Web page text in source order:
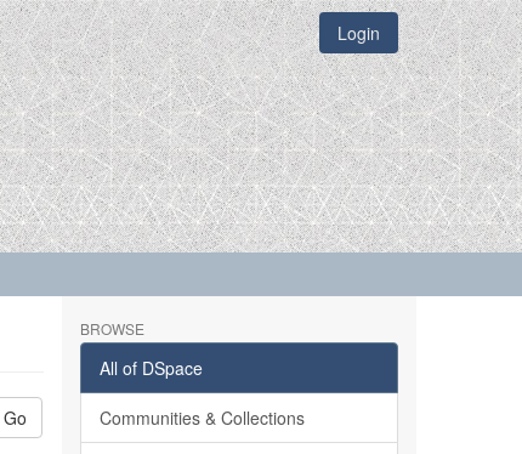
Login
Go
BROWSE
All of DSpace
Communities & Collections